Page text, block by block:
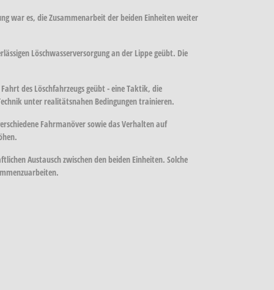
war es, die Zusammenarbeit der beiden Einheiten weiter
Löschwasserversorgung an der Lippe geübt. Die
des Löschfahrzeugs geübt - eine Taktik, die
unter realitätsnahen Bedingungen trainieren.
Fahrmanöver sowie das Verhalten auf
Austausch zwischen den beiden Einheiten. Solche